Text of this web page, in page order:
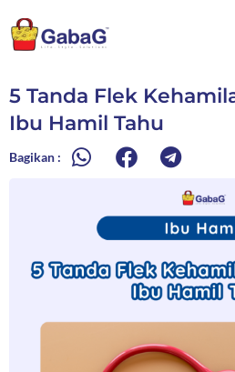
ke
konten
5 Tanda Flek
Ibu Hamil Tahu
Bagikan :